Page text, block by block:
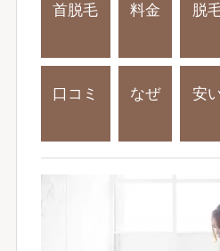
首脱毛 料金 脱
口コミ なぜ 安